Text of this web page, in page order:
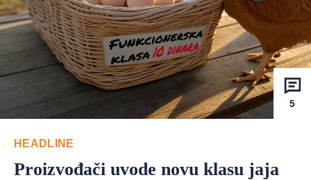
5
HEADLINE
Proizvođači uvode novu klasu jaja